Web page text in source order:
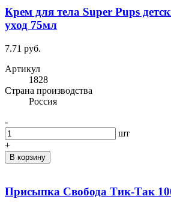
Крем для тела Super Pups
уход 75мл
7.71 руб.
Артикул
1828
Cтрана производства
Россия
-
шт
+
В корзину
Присыпка Свобода Тик-Так